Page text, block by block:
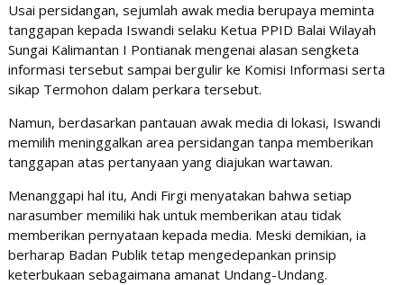
Usai persidangan, sejumlah awak media berupaya meminta
tanggapan kepada Iswandi selaku Ketua PPID Balai Wilayah
Sungai Kalimantan I Pontianak mengenai alasan sengketa
informasi tersebut sampai bergulir ke Komisi Informasi serta
sikap Termohon dalam perkara tersebut.
Namun, berdasarkan pantauan awak media di lokasi, Iswandi
memilih meninggalkan area persidangan tanpa memberikan
tanggapan atas pertanyaan yang diajukan wartawan.
Menanggapi hal itu, Andi Firgi menyatakan bahwa setiap
narasumber memiliki hak untuk memberikan atau tidak
memberikan pernyataan kepada media. Meski demikian, ia
berharap Badan Publik tetap mengedepankan prinsip
keterbukaan sebagaimana amanat Undang-Undang.